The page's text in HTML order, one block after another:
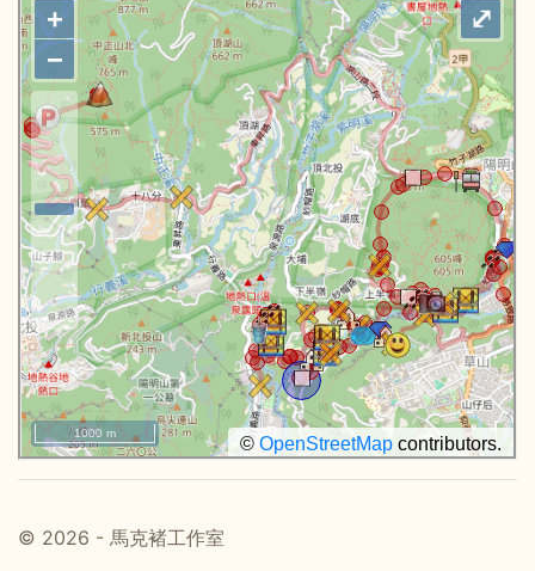
1000 m
+
−
© OpenStreetMap contributors.
⤢
© 2026 - 馬克褚工作室